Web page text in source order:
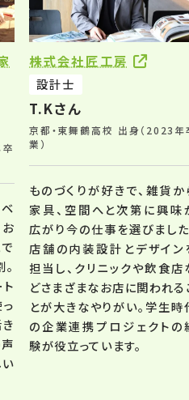
。その経験が今も活か
株式会社匠工房
設計士
T.Kさん
京都・東舞鶴高校 出身（2023年
業）
ものづくりが好きで、雑貨か
家具、空間へと次第に興味
広がり今の仕事を選びました
店舗の内装設計とデザイン
担当し、クリニックや飲食店
どさまざまなお店に関われる
とが大きなやりがい。学生時
の企業連携プロジェクトの
験が役立っています。